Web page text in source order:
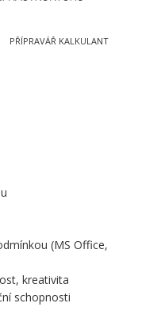
PŘÍPRAVÁŘ KALKULANT
(MS Office,
kreativita
schopnosti